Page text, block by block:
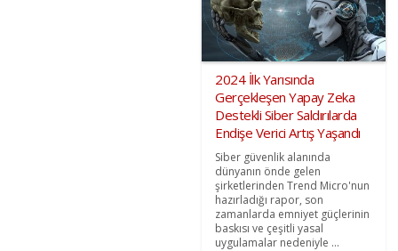
2024 İlk Yarısında
Gerçekleşen Yapay Zeka
Destekli Siber Saldırılarda
Endişe Verici Artış Yaşandı
Siber güvenlik alanında
dünyanın önde gelen
şirketlerinden Trend Micro'nun
hazırladığı rapor, son
zamanlarda emniyet güçlerinin
baskısı ve çeşitli yasal
uygulamalar nedeniyle ...